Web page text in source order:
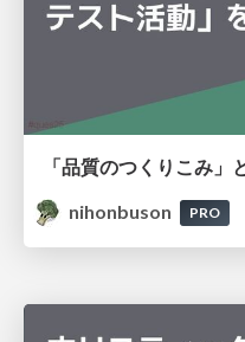
nihonbuson
PRO